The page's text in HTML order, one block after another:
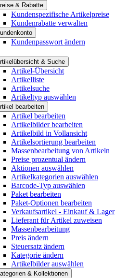
& Rabatte
Kundenspezifische Artikelpreise
Kundenrabatte verwalten
Kundenpasswort ändern
& Suche
Artikel-Übersicht
Artikelliste
Artikelsuche
Artikeltyp auswählen
bearbeiten
Artikel bearbeiten
Artikelbilder bearbeiten
Artikelbild in Vollansicht
Artikelsortierung bearbeiten
Massenbearbeitung von Artikeln
Preise prozentual ändern
Aktionen auswählen
Artikelkategorien auswählen
Barcode-Typ auswählen
Paket bearbeiten
Paket-Optionen bearbeiten
Verkaufsartikel - Einkauf & Lager
Lieferant für Artikel zuweisen
Massenbearbeitung
Preis ändern
Steuersatz ändern
Kategorie ändern
Artikelbilder auswählen
& Kollektionen